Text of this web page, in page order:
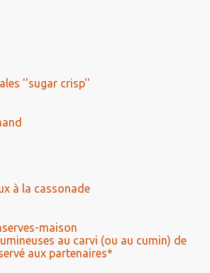
''sugar crisp''
à la cassonade
maison
au carvi (ou au cumin) de
aux partenaires*